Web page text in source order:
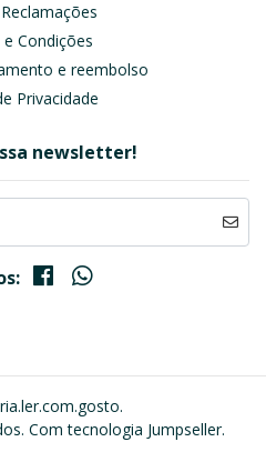
Condições
e reembolso
Privacidade
newsletter!
Com tecnologia Jumpseller.